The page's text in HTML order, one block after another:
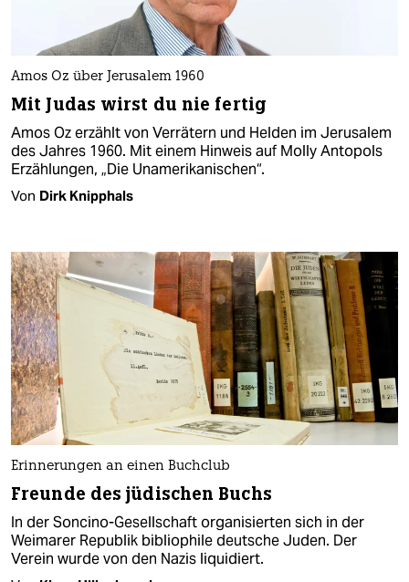
Amos Oz über Jerusalem 1960
Mit Judas wirst du nie fertig
Amos Oz erzählt von Verrätern und Helden im Jerusalem
des Jahres 1960. Mit einem Hinweis auf Molly Antopols
Erzählungen, „Die Unamerikanischen“.
Von Dirk Knipphals
Erinnerungen an einen Buchclub
Freunde des jüdischen Buchs
In der Soncino-Gesellschaft organisierten sich in der
Weimarer Republik bibliophile deutsche Juden. Der
Verein wurde von den Nazis liquidiert.